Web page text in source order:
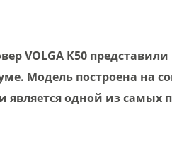
VOLGA K50
Модель построена на
является одной из самых